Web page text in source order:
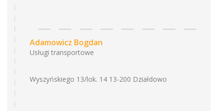
Adamowicz Bogdan
Usługi transportowe
Wyszyńskiego 13/lok. 14 13-200 Działdowo